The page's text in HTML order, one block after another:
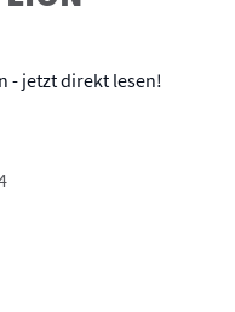
- jetzt direkt lesen!